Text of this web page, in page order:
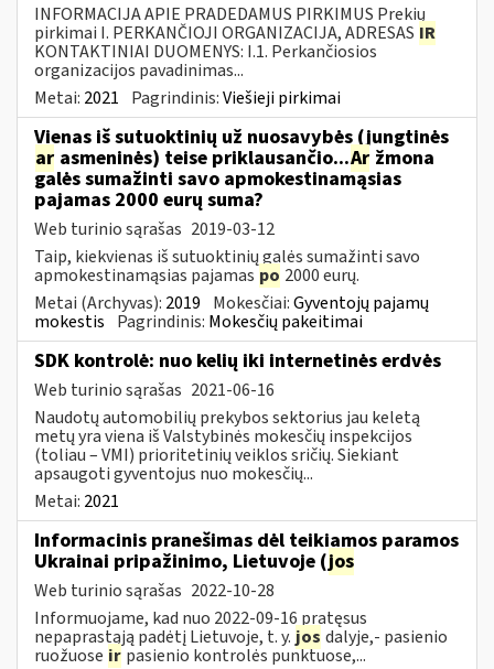
INFORMACIJA APIE PRADEDAMUS PIRKIMUS Prekių
pirkimai I. PERKANČIOJI ORGANIZACIJA, ADRESAS IR
KONTAKTINIAI DUOMENYS: I.1. Perkančiosios
organizacijos pavadinimas...
Metai: 2021 Pagrindinis:Viešieji pirkimai
Vienas iš sutuoktinių už nuosavybės (jungtinės
ar asmeninės) teise priklausančio...Ar žmona
galės sumažinti savo apmokestinamąsias
pajamas 2000 eurų suma?
Web turinio sąrašas 2019-03-12
Taip, kiekvienas iš sutuoktinių galės sumažinti savo
apmokestinamąsias pajamas po 2000 eurų.
Metai (Archyvas): 2019 Mokesčiai:Gyventojų pajamų
mokestis Pagrindinis: Mokesčių pakeitimai
SDK kontrolė: nuo kelių iki internetinės erdvės
Web turinio sąrašas 2021-06-16
Naudotų automobilių prekybos sektorius jau keletą
metų yra viena iš Valstybinės mokesčių inspekcijos
(toliau – VMI) prioritetinių veiklos sričių. Siekiant
apsaugoti gyventojus nuo mokesčių...
Metai: 2021
Informacinis pranešimas dėl teikiamos paramos
Ukrainai pripažinimo, Lietuvoje (jos
Web turinio sąrašas 2022-10-28
Informuojame, kad nuo 2022-09-16 pratęsus
nepaprastąją padėtį Lietuvoje, t. y. jos dalyje,- pasienio
ruožuose ir pasienio kontrolės punktuose,...